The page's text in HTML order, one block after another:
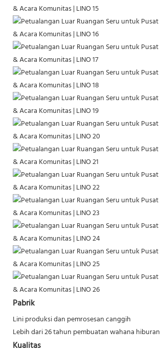
Pabrik
Lini produksi dan pemrosesan canggih
Lebih dari 26 tahun pembuatan wahana hiburan
Kualitas